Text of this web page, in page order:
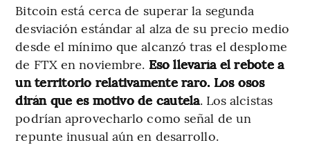
Bitcoin está cerca de superar la segunda
desviación estándar al alza de su precio medio
desde el mínimo que alcanzó tras el desplome
de FTX en noviembre. Eso llevaría el rebote a
un territorio relativamente raro. Los osos
dirán que es motivo de cautela. Los alcistas
podrían aprovecharlo como señal de un
repunte inusual aún en desarrollo.